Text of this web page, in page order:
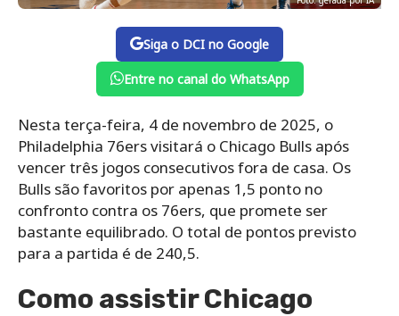
Siga o DCI no Google
Entre no canal do WhatsApp
Nesta terça-feira, 4 de novembro de 2025, o
Philadelphia 76ers visitará o Chicago Bulls após
vencer três jogos consecutivos fora de casa. Os
Bulls são favoritos por apenas 1,5 ponto no
confronto contra os 76ers, que promete ser
bastante equilibrado. O total de pontos previsto
para a partida é de 240,5.
Como assistir Chicago